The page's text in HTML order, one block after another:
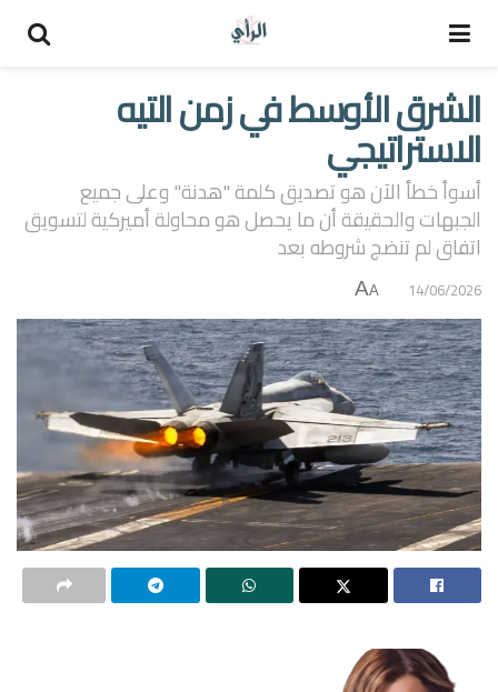
الشرق الأوسط في زمن التيه
الاستراتيجي
أسوأ خطأ الآن هو تصديق كلمة "هدنة" وعلى جميع
الجبهات والحقيقة أن ما يحصل هو محاولة أميركية لتسويق
اتفاق لم تنضج شروطه بعد
14/06/2026
A
A